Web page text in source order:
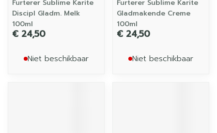
Furterer Sublime Karite
Discipl Gladm. Melk
100ml
€ 24,50
Niet beschikbaar
Furterer Sublime Karite
Gladmakende Creme
100ml
€ 24,50
Niet beschikbaar